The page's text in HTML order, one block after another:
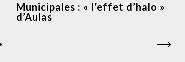
Municipales : « l’effet d’halo »
d’Aulas